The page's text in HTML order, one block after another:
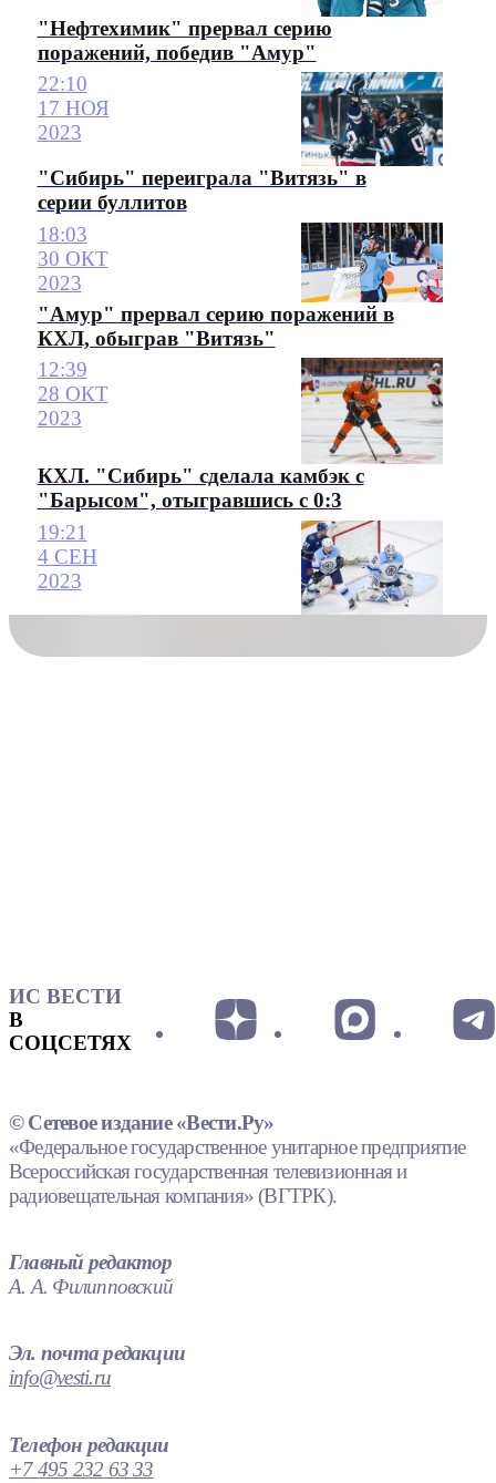
"Нефтехимик" прервал серию
поражений, победив "Амур"
22:10
17 НОЯ
2023
"Сибирь" переиграла "Витязь" в
серии буллитов
18:03
30 ОКТ
2023
"Амур" прервал серию поражений в
КХЛ, обыграв "Витязь"
12:39
28 ОКТ
2023
КХЛ. "Сибирь" сделала камбэк с
"Барысом", отыгравшись с 0:3
19:21
4 СЕН
2023
ИС ВЕСТИ
В
СОЦСЕТЯХ
© Сетевое издание «Вести.Ру»
«Федеральное государственное унитарное предприятие
Всероссийская государственная телевизионная и
радиовещательная компания» (ВГТРК).
Главный редактор
А. А. Филипповский
Эл. почта редакции
info@vesti.ru
Телефон редакции
+7 495 232 63 33